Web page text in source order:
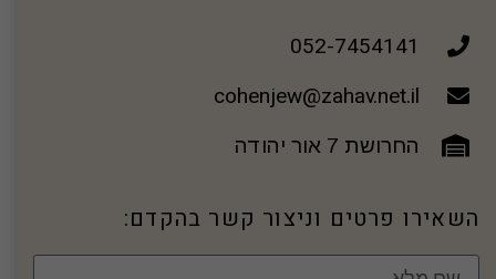
052-7454141
cohenjew@zahav.net.il
החרושת 7 אור יהודה
השאירו פרטים וניצור קשר בהקדם: